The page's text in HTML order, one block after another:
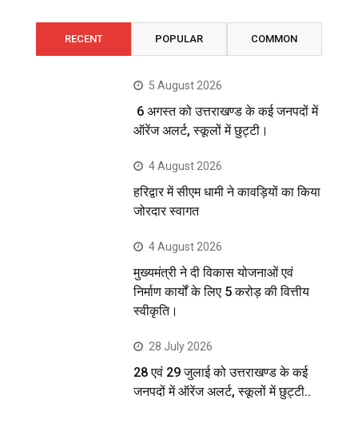
RECENT POPULAR COMMON
5 August 2026
6 अगस्त को उत्तराखण्ड के कई जनपदों में
ऑरेंज अलर्ट, स्कूलों में छुट्टी।
4 August 2026
हरिद्वार में सीएम धामी ने कावड़ियों का किया
जोरदार स्वागत
4 August 2026
मुख्यमंत्री ने दी विकास योजनाओं एवं
निर्माण कार्यों के लिए 5 करोड़ की वित्तीय
स्वीकृति।
28 July 2026
28 एवं 29 जुलाई को उत्तराखण्ड के कई
जनपदों में ऑरेंज अलर्ट, स्कूलों में छुट्टी..